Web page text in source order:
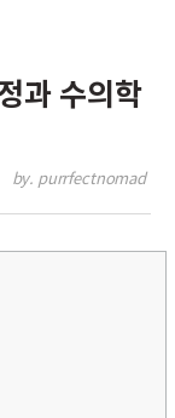
과 수의학
by. purrfectnomad